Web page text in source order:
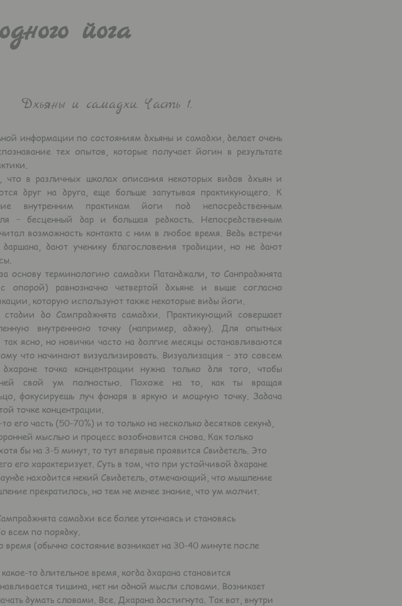
йога
Дхьяны и самадхи. Часть 1.
информации по состояниям дхьяны и самадхи, делает очень
тех опытов, которые получает йогин в результате
в различных школах описания некоторых видов дхьян и
друг на друга, еще больше запутывая практикующего. К
внутренним практикам йоги под непосредственным
– бесценный дар и большая редкость. Непосредственным
возможность контакта с ним в любое время. Ведь встречи
дают ученику благословения традиции, но не дают
основу терминологию самадхи Патанджали, то Санпраджнята
опорой) равнозначно четвертой дхьяне и выше согласно
которую используют также некоторые виды йоги.
до Сампраджнята самадхи. Практикующий совершает
внутреннюю точку (например, аджну). Для опытных
ясно, но новички часто на долгие месяцы останавливаются
что начинают визуализировать. Визуализация – это совсем
точка концентрации нужна только для того, чтобы
ней свой ум полностью. Похоже на то, как ты вращая
фокусируешь луч фонаря в яркую и мощную точку. Задача
точке концентрации.
его часть (50-70%) и то только на несколько десятков секунд,
мыслью и процесс возобновится снова. Как только
бы на 3-5 минут, то тут впервые проявится Свидетель. Это
его характеризует. Суть в том, что при устойчивой дхаране
находится некий Свидетель, отмечающий, что мышление
прекратилось, но тем не менее знание, что ум молчит.
самадхи все более утончаясь и становясь
всем по порядку.
время (обычно состояние возникает на 30-40 минуте после
то длительное время, когда дхарана становится
тишина, нет ни одной мысли словами. Возникает
думать словами. Все. Дхарана достигнута. Так вот, внутри